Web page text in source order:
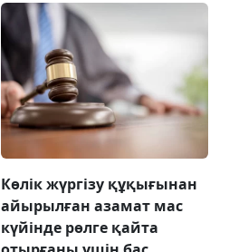
Көлік жүргізу құқығынан
айырылған азамат мас
күйінде рөлге қайта